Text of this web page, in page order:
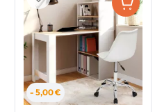
- 5,00 €